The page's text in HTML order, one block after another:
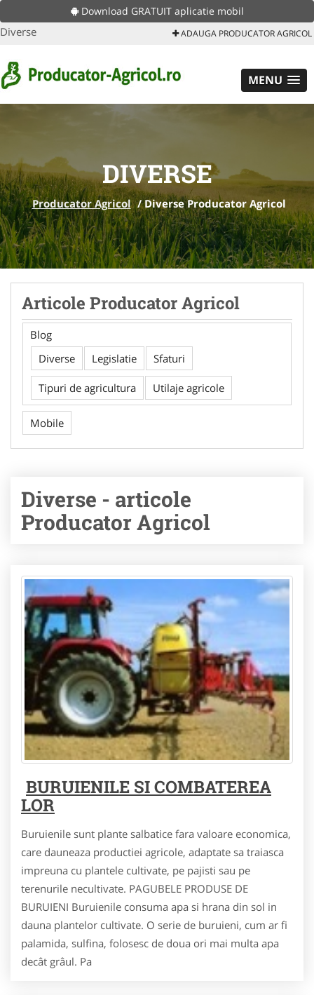
Download GRATUIT aplicatie mobil
Diverse ADAUGA PRODUCATOR AGRICOL
MENU
DIVERSE
Producator Agricol /Diverse Producator Agricol
Articole Producator Agricol
Blog
Diverse
Legislatie Sfaturi
Tipuri de agricultura Utilaje agricole
Mobile
Diverse - articole
Producator Agricol
BURUIENILE SI COMBATEREA
LOR
Buruienile sunt plante salbatice fara valoare economica,
care dauneaza productiei agricole, adaptate sa traiasca
impreuna cu plantele cultivate, pe pajisti sau pe
terenurile necultivate. PAGUBELE PRODUSE DE
BURUIENI Buruienile consuma apa si hrana din sol in
dauna plantelor cultivate. O serie de buruieni, cum ar fi
palamida, sulfina, folosesc de doua ori mai multa apa
decât grâul. Pa